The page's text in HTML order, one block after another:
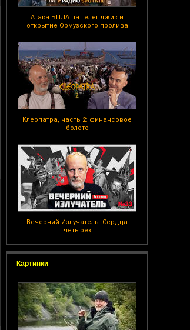
Атака БПЛА на Геленджик и
открытие Ормузского пролива
Клеопатра, часть 2: финансовое
болото
Вечерний Излучатель: Сердца
четырех
Картинки